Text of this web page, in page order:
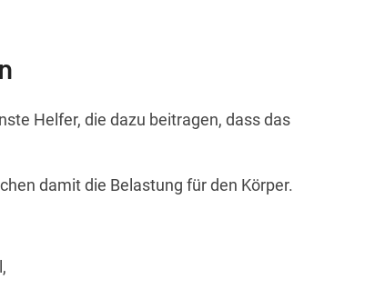
Helfer, die dazu beitragen, dass das
damit die Belastung für den Körper.